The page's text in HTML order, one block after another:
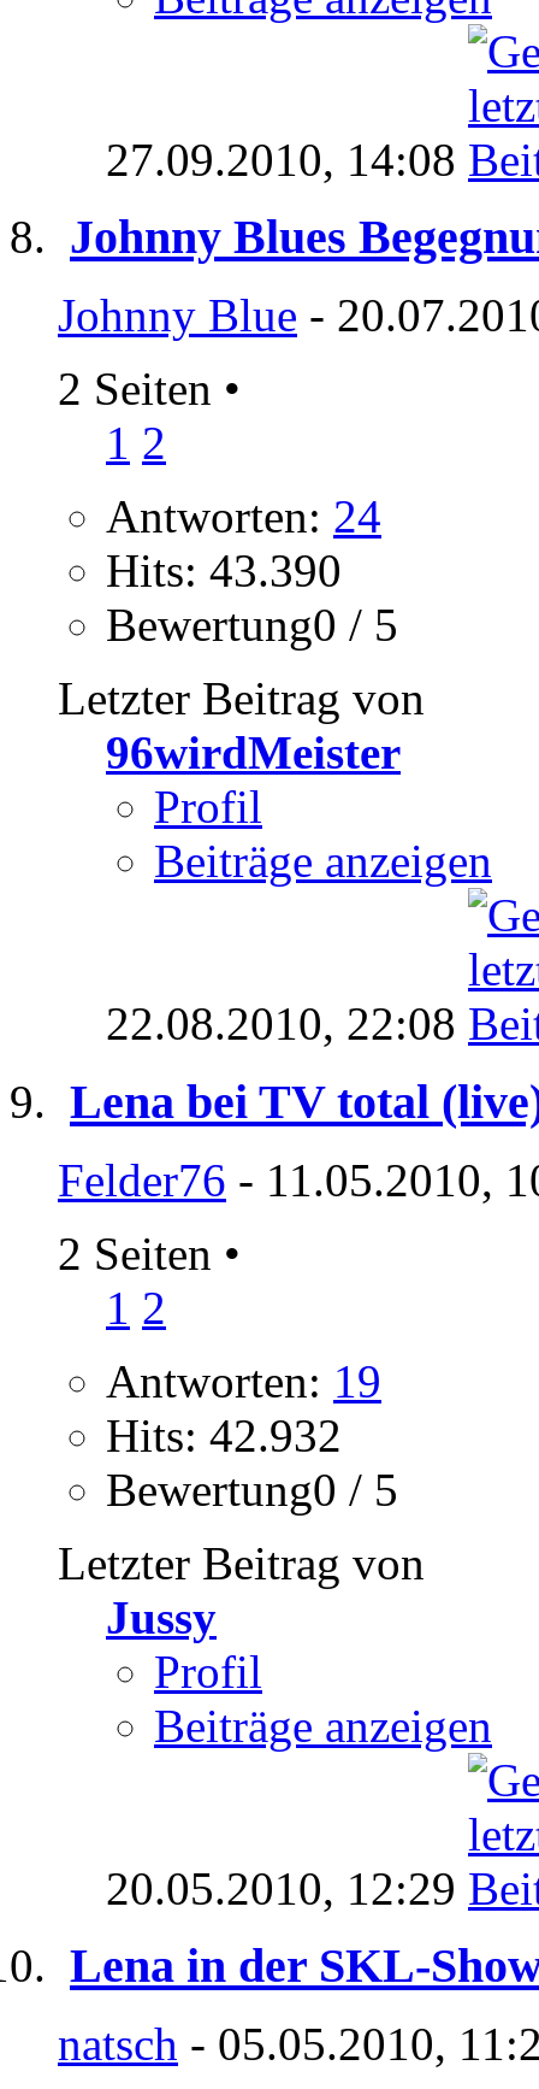
27.09.2010, 14:08
Johnny Blues
Johnny Blue -
2 Seiten •
1 2
Antworten: 24
Hits: 43.390
Bewertung0 / 5
Letzter Beitrag von
96wirdMeister
Profil
Beiträge anzeigen
22.08.2010, 22:08
Lena bei TV total
Felder76 - 11.05.2010,
2 Seiten •
1 2
Antworten: 19
Hits: 42.932
Bewertung0 / 5
Letzter Beitrag von
Jussy
Profil
Beiträge anzeigen
20.05.2010, 12:29
Lena in der SKL-
natsch - 05.05.2010,